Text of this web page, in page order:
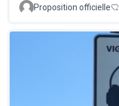
Proposition officielle